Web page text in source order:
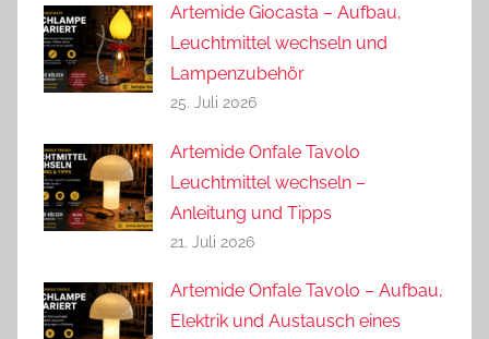
Artemide Giocasta – Aufbau,
Leuchtmittel wechseln und
Lampenzubehör
25. Juli 2026
Artemide Onfale Tavolo
Leuchtmittel wechseln –
Anleitung und Tipps
21. Juli 2026
Artemide Onfale Tavolo – Aufbau,
Elektrik und Austausch eines